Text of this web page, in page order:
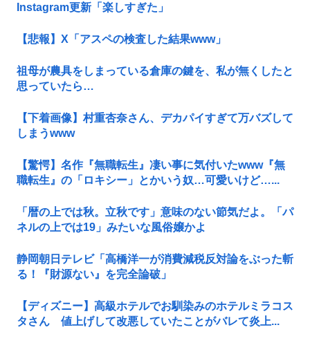
Instagram更新「楽しすぎた」
【悲報】X「アスペの検査した結果www」
祖母が農具をしまっている倉庫の鍵を、私が無くしたと
思っていたら…
【下着画像】村重杏奈さん、デカパイすぎて万バズして
しまうwww
【驚愕】名作『無職転生』凄い事に気付いたwww『無
職転生』の「ロキシー」とかいう奴…可愛いけど…...
「暦の上では秋。立秋です」意味のない節気だよ。「パ
ネルの上では19」みたいな風俗嬢かよ
静岡朝日テレビ「高橋洋一が消費減税反対論をぶった斬
る！『財源ない』を完全論破」
【ディズニー】高級ホテルでお馴染みのホテルミラコス
タさん 値上げして改悪していたことがバレて炎上...